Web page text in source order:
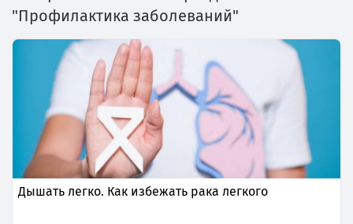
"Профилактика заболеваний"
Дышать легко. Как избежать рака легкого